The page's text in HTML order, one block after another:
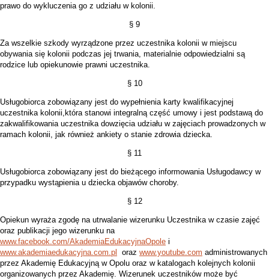
prawo do wykluczenia go z udziału w kolonii.
§ 9
Za wszelkie szkody wyrządzone przez uczestnika kolonii w miejscu
obywania się kolonii podczas jej trwania, materialnie odpowiedzialni są
rodzice lub opiekunowie prawni uczestnika.
§ 10
Usługobiorca zobowiązany jest do wypełnienia karty kwalifikacyjnej
uczestnika kolonii,która stanowi integralną część umowy i jest podstawą do
zakwalifikowania uczestnika dowzięcia udziału w zajęciach prowadzonych w
ramach kolonii, jak również ankiety o stanie zdrowia dziecka.
§ 11
Usługobiorca zobowiązany jest do bieżącego informowania Usługodawcy w
przypadku wystąpienia u dziecka objawów choroby.
§ 12
Opiekun wyraża zgodę na utrwalanie wizerunku Uczestnika w czasie zajęć
oraz publikacji jego wizerunku na
www.facebook.com/AkademiaEdukacyjnaOpole i
www.akademiaedukacyjna.com.pl
oraz www.youtube.com administrowanych
przez Akademię Edukacyjną w Opolu oraz w katalogach kolejnych kolonii
organizowanych przez Akademię. Wizerunek uczestników może być